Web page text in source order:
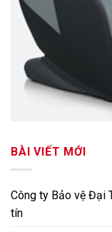
BÀI VIẾT MỚI
Công ty Bảo vệ Đại
tín